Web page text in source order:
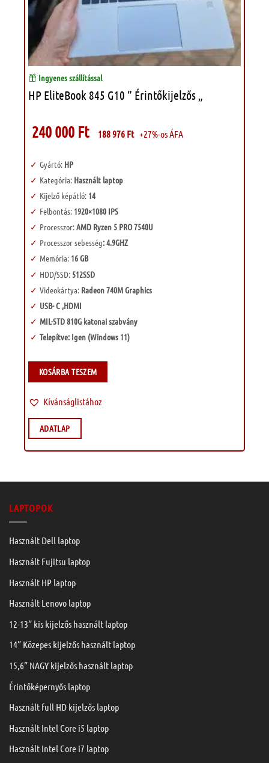
Ingyenes szállítással
HP EliteBook 845 G10 ” Érintőkijelzős „
240 000 Ft 188 976 Ft +27%-os ÁFA
Gyártó:HP
Kategória: Használt laptop
Kijelző képátló: 14
Felbontás: 1920×1080 IPS
Processzor:AMD Ryzen 5 PRO 7540U
Processzor sebesség: 4.9GHZ
Memória:16 GB
HDD/SSD:512SSD
Videokártya:Radeon 740M Graphics
USB- C ,HDMI
MIL-STD 810G katonai szabvány
Telepítve: Igen (Windows 11)
KOSÁRBA TESZEM
Kívánságlistához
ADATLAP
LAPTOPOK
Használt Dell laptop
Használt Fujitsu laptop
Használt HP laptop
Használt Lenovo laptop
12-13” kis kijelzős használt laptop
14” Közepes kijelzős használt laptop
15,6” NAGY kijelzős használt laptop
Érintőképernyős laptop
Használt full HD kijelzős laptop
Használt Intel Core i5 laptop
Használt Intel Core i7 laptop